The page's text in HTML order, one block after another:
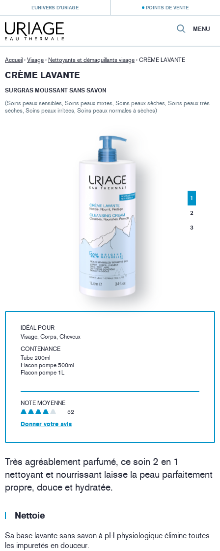
L’UNIVERS D’URIAGE POINTS DE VENTE
MENU
Accueil › Visage › Nettoyants et démaquillants visage › CRÈME LAVANTE
CRÈME LAVANTE
SURGRAS MOUSSANT SANS SAVON
(Soins peaux sensibles, Soins peaux mixtes, Soins peaux sèches, Soins peaux très
sèches, Soins peaux irritées, Soins peaux normales à sèches)
1
2
3
IDÉAL POUR
Visage, Corps, Cheveux
CONTENANCE
Tube 200ml
Flacon pompe 500ml
Flacon pompe 1L
NOTE MOYENNE
52
Donner votre avis
Très agréablement parfumé, ce soin 2 en 1
nettoyant et nourrissant laisse la peau parfaitement
propre, douce et hydratée.
Nettoie
Sa base lavante sans savon à pH physiologique élimine toutes
les impuretés en douceur.